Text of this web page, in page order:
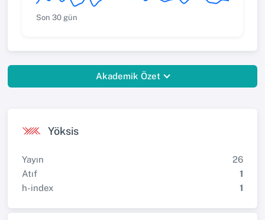
Son 30 gün
Akademik Özet
Yöksis
Yayın
26
Atıf
1
h-index
1